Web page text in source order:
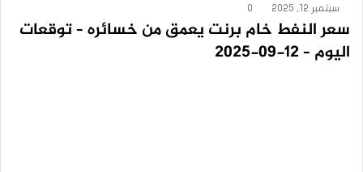
سبتمبر 12, 2025 0
سعر النفط خام برنت يعمق من خسائره – توقعات
اليوم – 12-09-2025